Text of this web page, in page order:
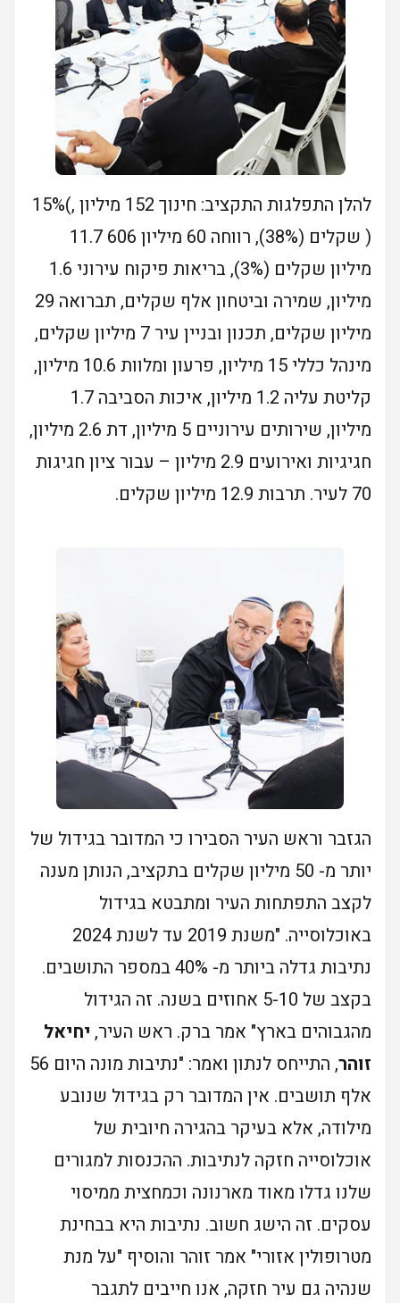
להלן התפלגות התקציב: חינוך 152 מיליון ,)15%
( שקלים (38%), רווחה 60 מיליון 606 11.7
מיליון שקלים (3%), בריאות פיקוח עירוני 1.6
מיליון, שמירה וביטחון אלף שקלים, תברואה 29
מיליון שקלים, תכנון ובניין עיר 7 מיליון שקלים,
מינהל כללי 15 מיליון, פרעון ומלוות 10.6 מיליון,
קליטת עליה 1.2 מיליון, איכות הסביבה 1.7
מיליון, שירותים עירוניים 5 מיליון, דת 2.6 מיליון,
חגיגיות ואירועים 2.9 מיליון – עבור ציון חגיגות
70 לעיר. תרבות 12.9 מיליון שקלים.
הגזבר וראש העיר הסבירו כי המדובר בגידול של
יותר מ- 50 מיליון שקלים בתקציב, הנותן מענה
לקצב התפתחות העיר ומתבטא בגידול
באוכלוסייה. "משנת 2019 עד לשנת 2024
נתיבות גדלה ביותר מ- 40% במספר התושבים.
בקצב של 5-10 אחוזים בשנה. זה הגידול
מהגבוהים בארץ" אמר ברק. ראש העיר, יחיאל
זוהר
, התייחס לנתון ואמר: "נתיבות מונה היום 56
אלף תושבים. אין המדובר רק בגידול שנובע
מילודה, אלא בעיקר בהגירה חיובית של
אוכלוסייה חזקה לנתיבות. ההכנסות למגורים
שלנו גדלו מאוד מארנונה וכמחצית ממיסוי
עסקים. זה הישג חשוב. נתיבות היא בבחינת
מטרופולין אזורי" אמר זוהר והוסיף "על מנת
שנהיה גם עיר חזקה, אנו חייבים לתגבר